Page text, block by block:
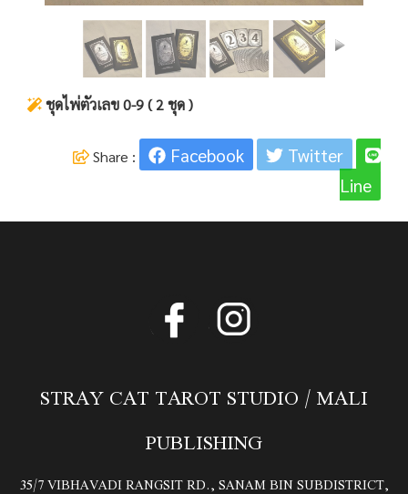
ชุดไพ่ตัวเลข 0-9 ( 2 ชุด )
Share : Facebook
Twitter
Line
STRAY CAT TAROT STUDIO / MALI
PUBLISHING
35/7 VIBHAVADI RANGSIT RD., SANAM BIN SUBDISTRICT,